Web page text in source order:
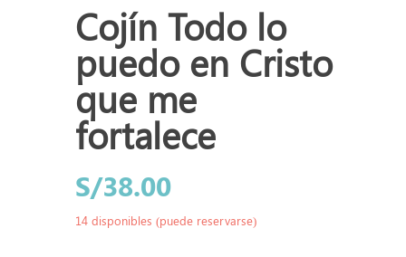
Cojín Todo lo
puedo en Cristo
que me
fortalece
S/38.00
14 disponibles (puede reservarse)